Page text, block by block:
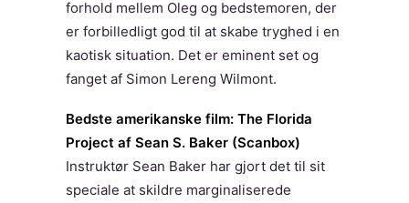
forhold mellem Oleg og bedstemoren, der
er forbilledligt god til at skabe tryghed i en
kaotisk situation. Det er eminent set og
fanget af Simon Lereng Wilmont.
Bedste amerikanske film: The Florida
Project af Sean S. Baker (Scanbox)
Instruktør Sean Baker har gjort det til sit
speciale at skildre marginaliserede